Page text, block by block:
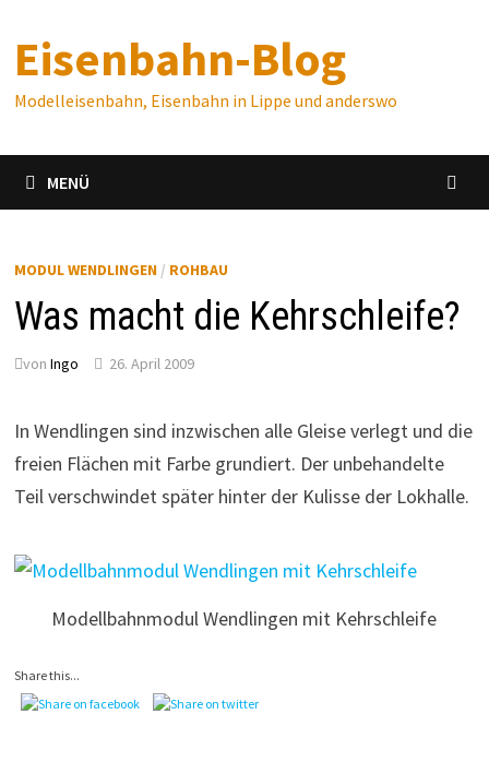
Inhalt
springen
Eisenbahn-Blog
Modelleisenbahn, Eisenbahn in Lippe und anderswo
MENÜ
MODUL WENDLINGEN/ ROHBAU
Was macht die Kehrschleife?
von Ingo 26. April 2009
In Wendlingen sind inzwischen alle Gleise verlegt und die
freien Flächen mit Farbe grundiert. Der unbehandelte
Teil verschwindet später hinter der Kulisse der Lokhalle.
Modellbahnmodul Wendlingen mit Kehrschleife
Share this...